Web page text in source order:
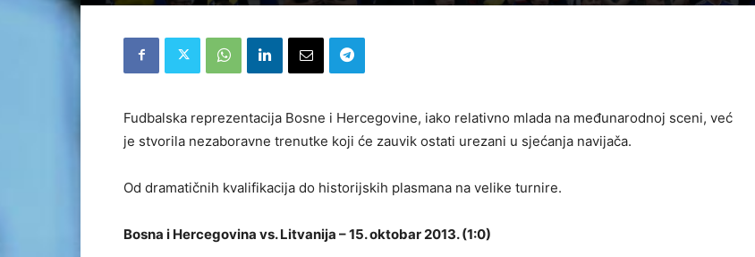
Fudbalska reprezentacija Bosne i Hercegovine, iako relativno mlada na međunarodnoj sceni, već
je stvorila nezaboravne trenutke koji će zauvik ostati urezani u sjećanja navijača.
Od dramatičnih kvalifikacija do historijskih plasmana na velike turnire.
Bosna i Hercegovina vs. Litvanija – 15. oktobar 2013. (1:0)